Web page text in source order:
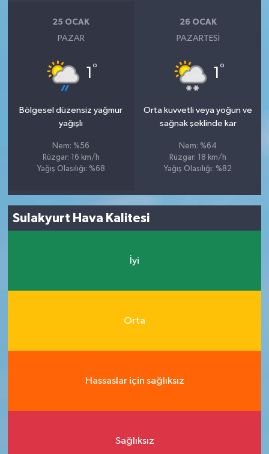
25 OCAK
PAZAR
1 °
Bölgesel düzensiz yağmur
yağışlı
Nem: %56
Rüzgar: 16 km/h
Yağış Olasılığı: %68
26 OCAK
PAZARTESI
1 °
Orta kuvvetli veya yoğun ve
sağnak şeklinde kar
Nem: %64
Rüzgar: 18 km/h
Yağış Olasılığı: %82
Sulakyurt Hava Kalitesi
İyi
Orta
Hassaslar için sağlıksız
Sağlıksız